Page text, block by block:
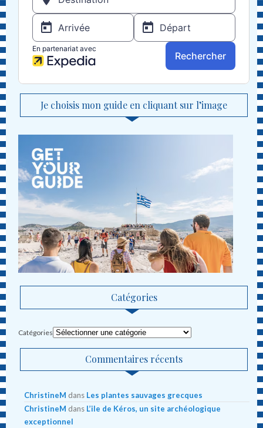
Je choisis mon guide en cliquant sur l’image
Catégories
Catégories
Commentaires récents
ChristineM dans Les plantes sauvages grecques
ChristineM dans L’ile de Kéros, un site archéologique
exceptionnel